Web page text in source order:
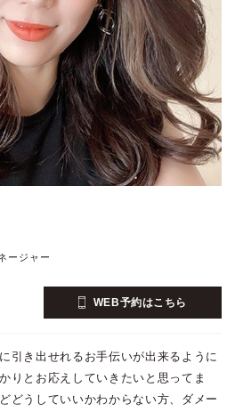
ージャー
WEB予約はこちら
引き出せれるお手伝いが出来るように
りとお応えしていきたいと思ってま
どうしていいかわからない方、ダメー